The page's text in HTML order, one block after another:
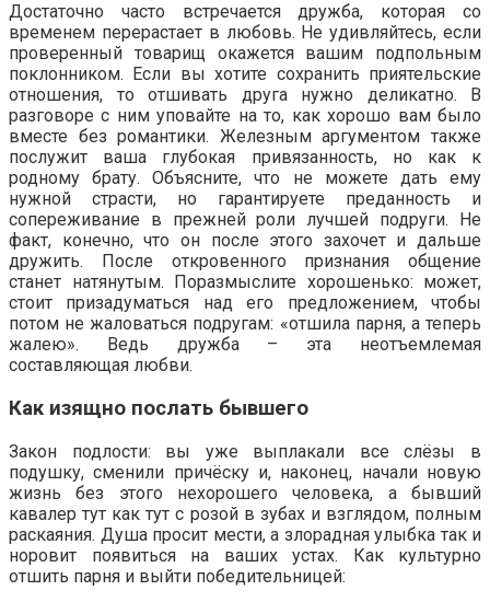
Достаточно часто встречается дружба, которая со
временем перерастает в любовь. Не удивляйтесь, если
проверенный товарищ окажется вашим подпольным
поклонником. Если вы хотите сохранить приятельские
отношения, то отшивать друга нужно деликатно. В
разговоре с ним уповайте на то, как хорошо вам было
вместе без романтики. Железным аргументом также
послужит ваша глубокая привязанность, но как к
родному брату. Объясните, что не можете дать ему
нужной страсти, но гарантируете преданность и
сопереживание в прежней роли лучшей подруги. Не
факт, конечно, что он после этого захочет и дальше
дружить. После откровенного признания общение
станет натянутым. Поразмыслите хорошенько: может,
стоит призадуматься над его предложением, чтобы
потом не жаловаться подругам: «отшила парня, а теперь
жалею». Ведь дружба – эта неотъемлемая
составляющая любви.
Как изящно послать бывшего
Закон подлости: вы уже выплакали все слёзы в
подушку, сменили причёску и, наконец, начали новую
жизнь без этого нехорошего человека, а бывший
кавалер тут как тут с розой в зубах и взглядом, полным
раскаяния. Душа просит мести, а злорадная улыбка так и
норовит появиться на ваших устах. Как культурно
отшить парня и выйти победительницей: